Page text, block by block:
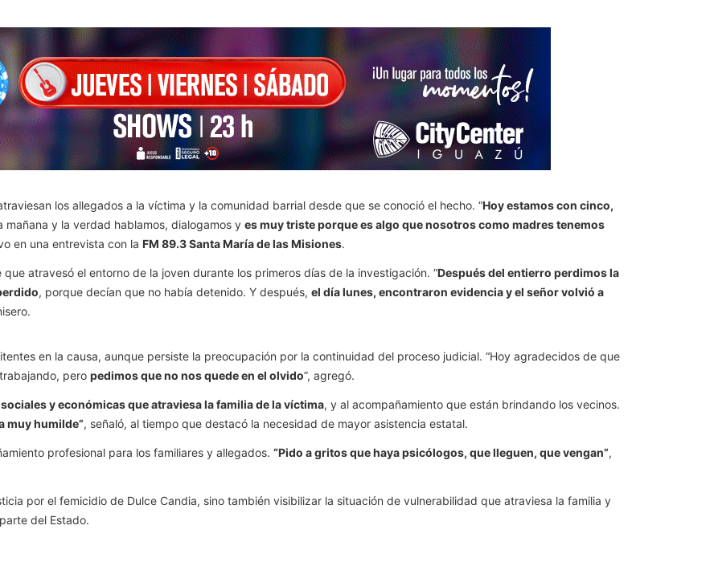
los allegados a la víctima y la comunidad barrial desde que se conoció el hecho. “Hoy estamos con cinco,
mañana y la verdad hablamos, dialogamos y es muy triste porque es algo que nosotros como madres tenemos
en una entrevista con la FM 89.3 Santa María de las Misiones.
atravesó el entorno de la joven durante los primeros días de la investigación. “Después del entierro perdimos la
, porque decían que no había detenido. Y después, el día lunes, encontraron evidencia y el señor volvió a
en la causa, aunque persiste la preocupación por la continuidad del proceso judicial. “Hoy agradecidos de que
pero pedimos que no nos quede en el olvido”, agregó.
y económicas que atraviesa la familia de la víctima, y al acompañamiento que están brindando los vecinos.
muy humilde”, señaló, al tiempo que destacó la necesidad de mayor asistencia estatal.
profesional para los familiares y allegados. “Pido a gritos que haya psicólogos, que lleguen, que vengan”,
por el femicidio de Dulce Candia, sino también visibilizar la situación de vulnerabilidad que atraviesa la familia y
del Estado.